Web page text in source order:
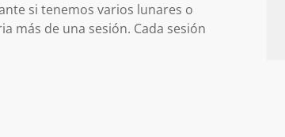
si tenemos varios lunares o
más de una sesión. Cada sesión